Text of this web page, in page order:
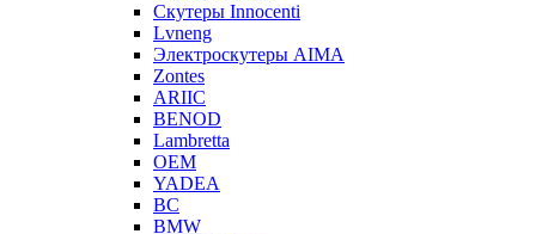
Скутеры Innocenti
Lvneng
Электроскутеры AIMA
Zontes
ARIIC
BENOD
Lambretta
OEM
YADEA
BC
BMW